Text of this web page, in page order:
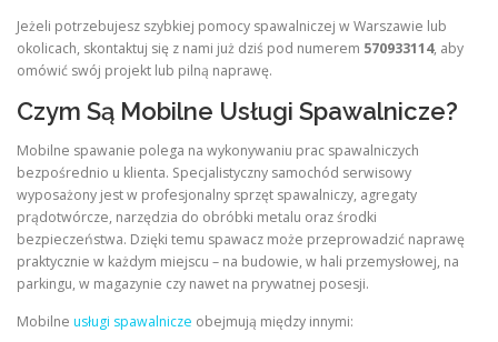
Jeżeli potrzebujesz szybkiej pomocy spawalniczej w Warszawie lub
okolicach, skontaktuj się z nami już dziś pod numerem 570933114, aby
omówić swój projekt lub pilną naprawę.
Czym Są Mobilne Usługi Spawalnicze?
Mobilne spawanie polega na wykonywaniu prac spawalniczych
bezpośrednio u klienta. Specjalistyczny samochód serwisowy
wyposażony jest w profesjonalny sprzęt spawalniczy, agregaty
prądotwórcze, narzędzia do obróbki metalu oraz środki
bezpieczeństwa. Dzięki temu spawacz może przeprowadzić naprawę
praktycznie w każdym miejscu – na budowie, w hali przemysłowej, na
parkingu, w magazynie czy nawet na prywatnej posesji.
Mobilne usługi spawalnicze obejmują między innymi: